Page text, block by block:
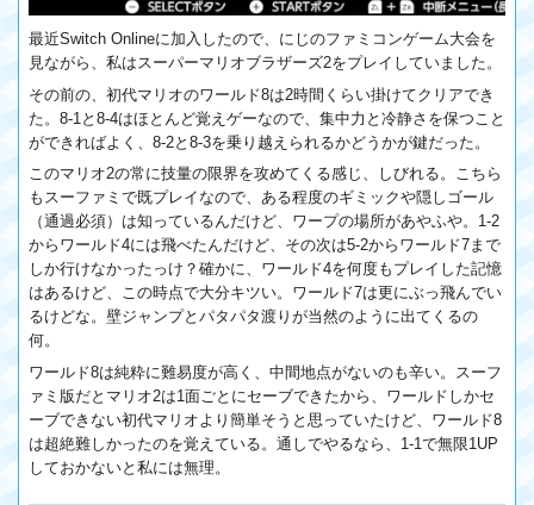
最近Switch Onlineに加入したので、にじのファミコンゲーム大会を
見ながら、私はスーパーマリオブラザーズ2をプレイしていました。
その前の、初代マリオのワールド8は2時間くらい掛けてクリアでき
た。8-1と8-4はほとんど覚えゲーなので、集中力と冷静さを保つこと
ができればよく、8-2と8-3を乗り越えられるかどうかが鍵だった。
このマリオ2の常に技量の限界を攻めてくる感じ、しびれる。こちら
もスーファミで既プレイなので、ある程度のギミックや隠しゴール
（通過必須）は知っているんだけど、ワープの場所があやふや。1-2
からワールド4には飛べたんだけど、その次は5-2からワールド7まで
しか行けなかったっけ？確かに、ワールド4を何度もプレイした記憶
はあるけど、この時点で大分キツい。ワールド7は更にぶっ飛んでい
るけどな。壁ジャンプとパタパタ渡りが当然のように出てくるの
何。
ワールド8は純粋に難易度が高く、中間地点がないのも辛い。スーフ
ァミ版だとマリオ2は1面ごとにセーブできたから、ワールドしかセ
ーブできない初代マリオより簡単そうと思っていたけど、ワールド8
は超絶難しかったのを覚えている。通しでやるなら、1-1で無限1UP
しておかないと私には無理。